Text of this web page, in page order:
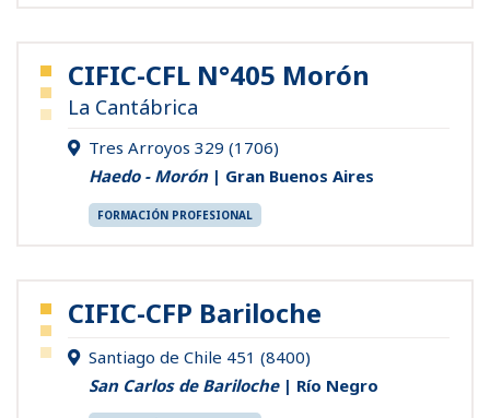
CIFIC-CFL N°405 Morón
La Cantábrica
Tres Arroyos 329 (1706)
Haedo - Morón| Gran Buenos Aires
FORMACIÓN PROFESIONAL
CIFIC-CFP Bariloche
Santiago de Chile 451 (8400)
San Carlos de Bariloche| Río Negro